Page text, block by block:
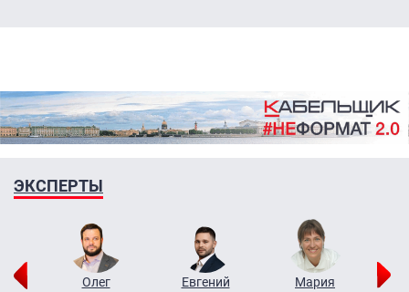
ЭКСПЕРТЫ
Олег
Евгений
Мария